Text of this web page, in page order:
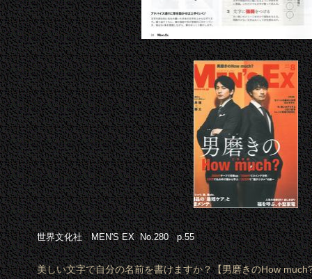
世界文化社 MEN'S EX No.280 p.55
美しい文字で自分の名前を書けますか？【男磨きのHow